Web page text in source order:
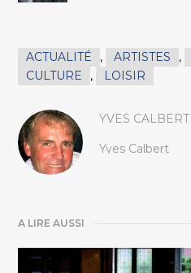
ACTUALITÉ , ARTISTES ,
CULTURE
, LOISIR
YVES CALBERT
Yves Calbert
A LIRE AUSSI